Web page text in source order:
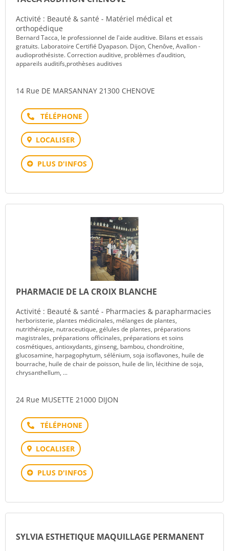
Activité : Beauté & santé - Matériel médical et
orthopédique
Bernard Tacca, le professionnel de l'aide auditive. Bilans et essais
gratuits. Laboratoire Certifié Dyapason. Dijon, Chenôve, Avallon -
audioprothésiste. Correction auditive, problèmes d’audition,
appareils auditifs,prothèses auditives
14 Rue DE MARSANNAY 21300 CHENOVE
Téléphone
LOCALISER
PLUS D'INFOS
PHARMACIE DE LA CROIX BLANCHE
Activité : Beauté & santé - Pharmacies & parapharmacies
herboristerie, plantes médicinales, mélanges de plantes,
nutrithérapie, nutraceutique, gélules de plantes, préparations
magistrales, préparations officinales, préparations et soins
cosmétiques, antioxydants, ginseng, bambou, chondroïtine,
glucosamine, harpagophytum, sélénium, soja isoflavones, huile de
bourrache, huile de chair de poisson, huile de lin, lécithine de soja,
chrysanthellum, ...
24 Rue MUSETTE 21000 DIJON
Téléphone
LOCALISER
PLUS D'INFOS
SYLVIA ESTHETIQUE MAQUILLAGE PERMANENT